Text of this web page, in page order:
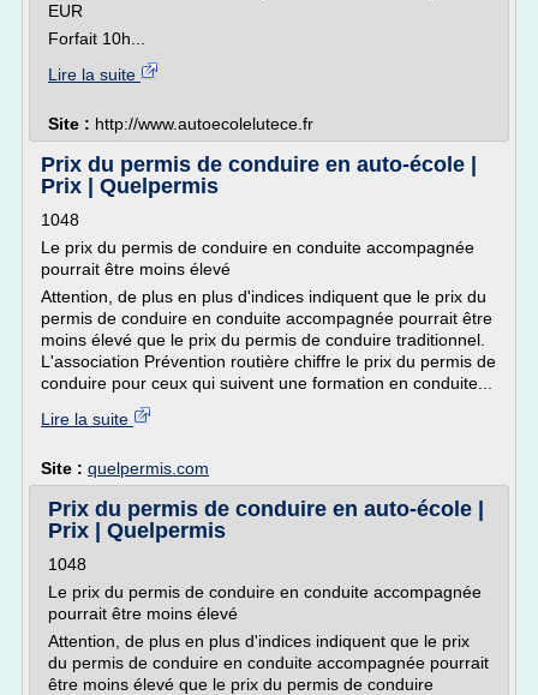
EUR
Forfait 10h...
Lire la suite
Site : http://www.autoecolelutece.fr
Prix du permis de conduire en auto-école |
Prix | Quelpermis
1048
Le prix du permis de conduire en conduite accompagnée
pourrait être moins élevé
Attention, de plus en plus d'indices indiquent que le prix du
permis de conduire en conduite accompagnée pourrait être
moins élevé que le prix du permis de conduire traditionnel.
L'association Prévention routière chiffre le prix du permis de
conduire pour ceux qui suivent une formation en conduite...
Lire la suite
Site : quelpermis.com
Prix du permis de conduire en auto-école |
Prix | Quelpermis
1048
Le prix du permis de conduire en conduite accompagnée
pourrait être moins élevé
Attention, de plus en plus d'indices indiquent que le prix
du permis de conduire en conduite accompagnée pourrait
être moins élevé que le prix du permis de conduire